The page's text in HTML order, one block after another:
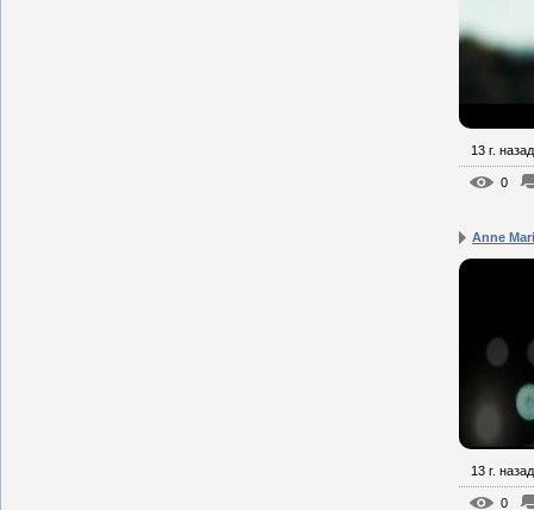
13 г. назад
0
Anne
13 г. назад
0